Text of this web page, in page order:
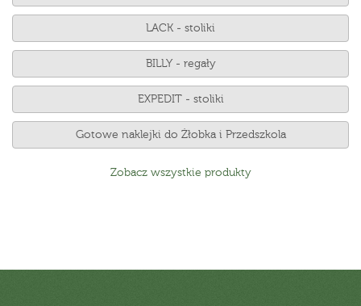
LACK - stoliki
BILLY - regały
EXPEDIT - stoliki
Gotowe naklejki do Żłobka i Przedszkola
Zobacz wszystkie produkty